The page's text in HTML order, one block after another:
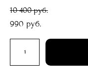
10 400 pуб.
990 pуб.